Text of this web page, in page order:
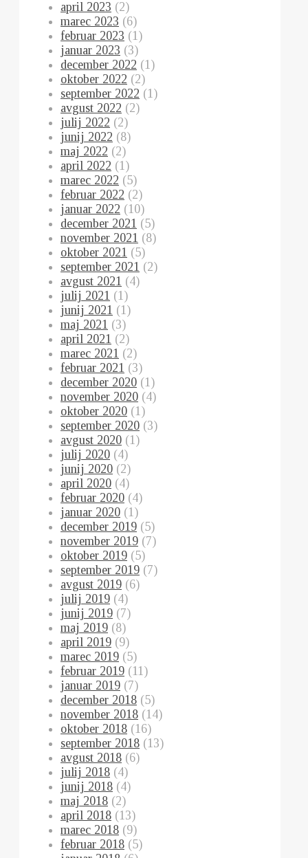
april 2023 (2)
marec 2023 (6)
februar 2023 (1)
januar 2023 (3)
december 2022 (1)
oktober 2022 (2)
september 2022 (1)
avgust 2022 (2)
julij 2022 (2)
junij 2022 (8)
maj 2022 (2)
april 2022 (1)
marec 2022 (5)
februar 2022 (2)
januar 2022 (10)
december 2021 (5)
november 2021 (8)
oktober 2021 (5)
september 2021 (2)
avgust 2021 (4)
julij 2021 (1)
junij 2021 (1)
maj 2021 (3)
april 2021 (2)
marec 2021 (2)
februar 2021 (3)
december 2020 (1)
november 2020 (4)
oktober 2020 (1)
september 2020 (3)
avgust 2020 (1)
julij 2020 (4)
junij 2020 (2)
april 2020 (4)
februar 2020 (4)
januar 2020 (1)
december 2019 (5)
november 2019 (7)
oktober 2019 (5)
september 2019 (7)
avgust 2019 (6)
julij 2019 (4)
junij 2019 (7)
maj 2019 (8)
april 2019 (9)
marec 2019 (5)
februar 2019 (11)
januar 2019 (7)
december 2018 (5)
november 2018 (14)
oktober 2018 (16)
september 2018 (13)
avgust 2018 (6)
julij 2018 (4)
junij 2018 (4)
maj 2018 (2)
april 2018 (13)
marec 2018 (9)
februar 2018 (5)